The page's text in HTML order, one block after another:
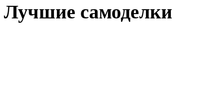
Лучшие самоделки